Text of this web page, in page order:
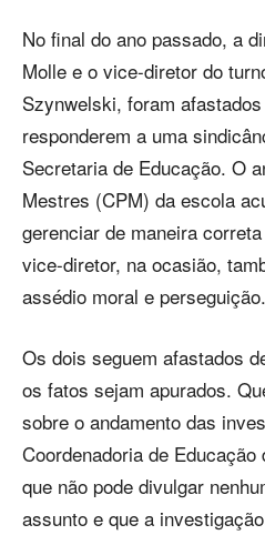
No final do ano passado, a
Molle e o vice-diretor do
Szynwelski, foram
responderem a uma
Secretaria de Educação. O
Mestres (CPM) da escola
gerenciar de maneira
vice-diretor, na ocasião,
assédio moral e perseguição.
Os dois seguem afastados
os fatos sejam apurados.
sobre o andamento das
Coordenadoria de
que não pode divulgar
assunto e que a